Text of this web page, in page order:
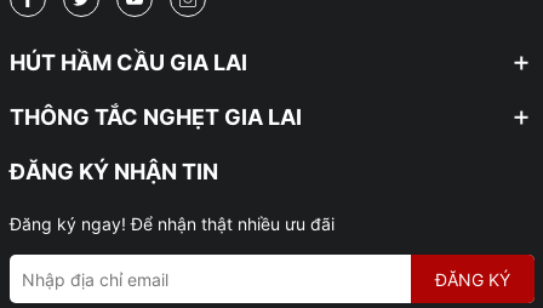
HÚT HẦM CẦU GIA LAI
THÔNG TẮC NGHẸT GIA LAI
ĐĂNG KÝ NHẬN TIN
Đăng ký ngay! Để nhận thật nhiều ưu đãi
ĐĂNG KÝ